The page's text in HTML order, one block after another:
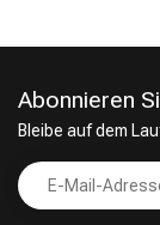
Abonnieren
Bleibe auf dem